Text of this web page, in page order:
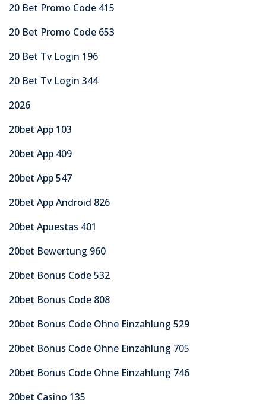
20 Bet Promo Code 415
20 Bet Promo Code 653
20 Bet Tv Login 196
20 Bet Tv Login 344
2026
20bet App 103
20bet App 409
20bet App 547
20bet App Android 826
20bet Apuestas 401
20bet Bewertung 960
20bet Bonus Code 532
20bet Bonus Code 808
20bet Bonus Code Ohne Einzahlung 529
20bet Bonus Code Ohne Einzahlung 705
20bet Bonus Code Ohne Einzahlung 746
20bet Casino 135